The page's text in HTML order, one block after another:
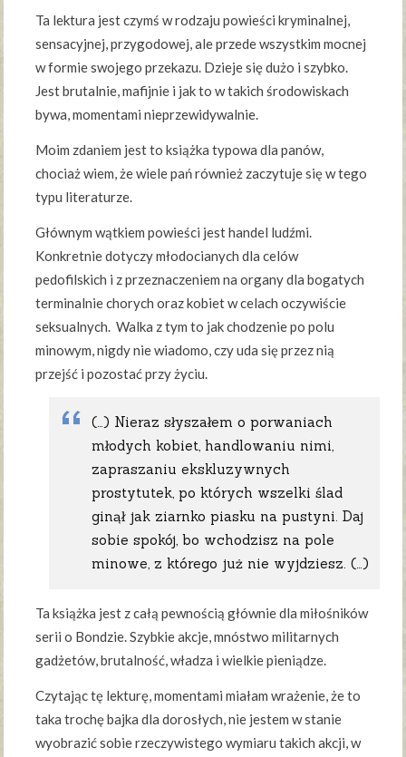
Ta lektura jest czymś w rodzaju powieści kryminalnej,
sensacyjnej, przygodowej, ale przede wszystkim mocnej
w formie swojego przekazu. Dzieje się dużo i szybko.
Jest brutalnie, mafijnie i jak to w takich środowiskach
bywa, momentami nieprzewidywalnie.
Moim zdaniem jest to książka typowa dla panów,
chociaż wiem, że wiele pań również zaczytuje się w tego
typu literaturze.
Głównym wątkiem powieści jest handel ludźmi.
Konkretnie dotyczy młodocianych dla celów
pedofilskich i z przeznaczeniem na organy dla bogatych
terminalnie chorych oraz kobiet w celach oczywiście
seksualnych. Walka z tym to jak chodzenie po polu
minowym, nigdy nie wiadomo, czy uda się przez nią
przejść i pozostać przy życiu.
(…) Nieraz słyszałem o porwaniach
młodych kobiet, handlowaniu nimi,
zapraszaniu ekskluzywnych
prostytutek, po których wszelki ślad
ginął jak ziarnko piasku na pustyni. Daj
sobie spokój, bo wchodzisz na pole
minowe, z którego już nie wyjdziesz. (…)
Ta książka jest z całą pewnością głównie dla miłośników
serii o Bondzie. Szybkie akcje, mnóstwo militarnych
gadżetów, brutalność, władza i wielkie pieniądze.
Czytając tę lekturę, momentami miałam wrażenie, że to
taka trochę bajka dla dorosłych, nie jestem w stanie
wyobrazić sobie rzeczywistego wymiaru takich akcji, w